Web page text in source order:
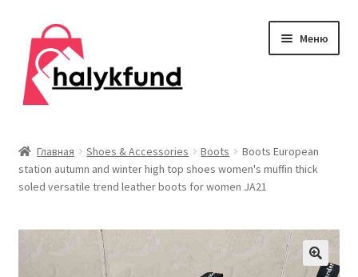
Перейти
навигации
Перейти
содержимому
Меню
меню
Главная
Контакты
Главная Shoes & Accessories Boots
Boots European
station autumn and winter high top shoes women's muffin thick
soled versatile trend leather boots for women JA21